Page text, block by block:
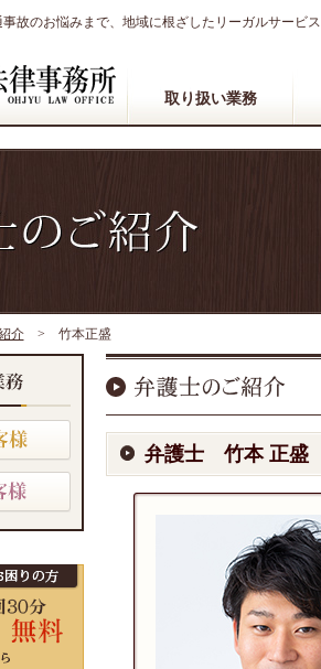
故のお悩みまで、地域に根ざしたリーガルサービ
取り扱い業務
介> 竹本正盛
弁護士 竹本 正